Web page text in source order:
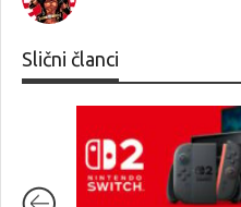
Slični članci